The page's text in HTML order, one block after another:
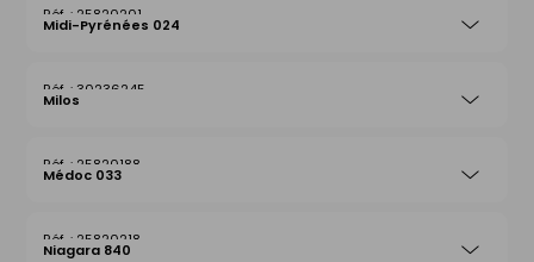
25820201
Midi-Pyrénées 024
30236245
Milos
25820188
Médoc 033
25820218
Niagara 840